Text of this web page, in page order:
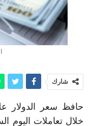
شارك
حافظ سعر الدولار